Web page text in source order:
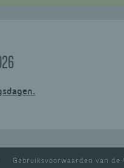
Gebruiksvoorwaarden van de